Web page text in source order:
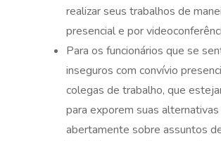
realizar seus trabalhos de
presencial e por
Para os funcionários que se
inseguros com convívio
colegas de trabalho, que
para exporem suas
abertamente sobre assuntos